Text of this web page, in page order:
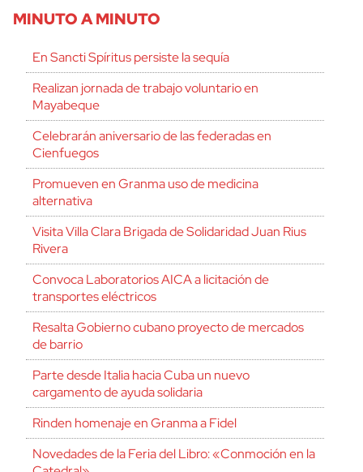
MINUTO A MINUTO
En Sancti Spíritus persiste la sequía
Realizan jornada de trabajo voluntario en
Mayabeque
Celebrarán aniversario de las federadas en
Cienfuegos
Promueven en Granma uso de medicina
alternativa
Visita Villa Clara Brigada de Solidaridad Juan Rius
Rivera
Convoca Laboratorios AICA a licitación de
transportes eléctricos
Resalta Gobierno cubano proyecto de mercados
de barrio
Parte desde Italia hacia Cuba un nuevo
cargamento de ayuda solidaria
Rinden homenaje en Granma a Fidel
Novedades de la Feria del Libro: «Conmoción en la